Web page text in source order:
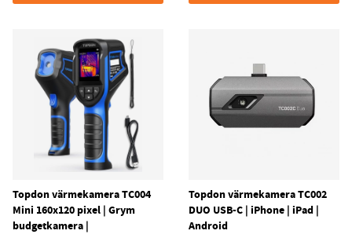
Topdon värmekamera TC004
Mini 160x120 pixel | Grym
budgetkamera |
Topdon värmekamera TC002
DUO USB-C | iPhone | iPad |
Android